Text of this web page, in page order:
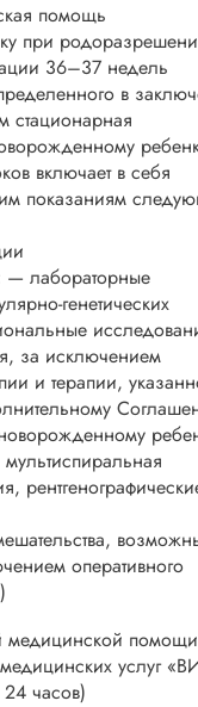
помощь
при
36–37 недель
в
стационарная
включает в себя
показаниям
— лабораторные
генетических
за исключением
и терапии,
оперативного
медицинской помощи
услуг
часов)